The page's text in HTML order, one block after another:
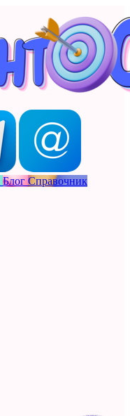
Блог Справочник